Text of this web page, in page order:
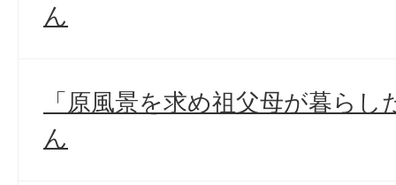
ん
「原風景を求め祖父母が暮ら
ん